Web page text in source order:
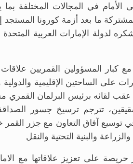
الأمام في المجالات
ما بعد أزمة كورونا
لدولة الإمارات العربية
المسؤولين القمريين علاقات
على الساحتين الإقليمية
لقائه برئيس البرلمان القمري
تترجم ترسيخ جسور
آفاق التعاون مع جزر القمر
والبنية التحتية والنقل
على تعزيز علاقاتها مع